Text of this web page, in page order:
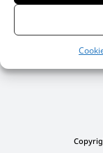
Magazine